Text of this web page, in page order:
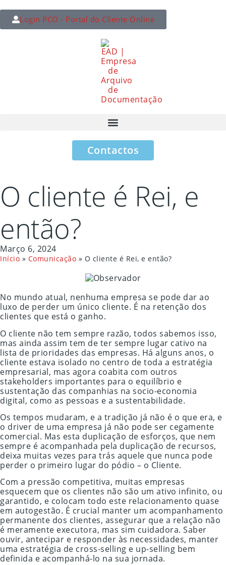
Login PCO - Portal do Cliente Online
Contactos
O cliente é Rei, e
então?
Março 6, 2024
Início » Comunicação » O cliente é Rei, e então?
No mundo atual, nenhuma empresa se pode dar ao
luxo de perder um único cliente. É na retenção dos
clientes que está o ganho.
O cliente não tem sempre razão, todos sabemos isso,
mas ainda assim tem de ter sempre lugar cativo na
lista de prioridades das empresas. Há alguns anos, o
cliente estava isolado no centro de toda a estratégia
empresarial, mas agora coabita com outros
stakeholders importantes para o equilíbrio e
sustentação das companhias na socio-economia
digital, como as pessoas e a sustentabilidade.
Os tempos mudaram, e a tradição já não é o que era, e
o driver de uma empresa já não pode ser cegamente
comercial. Mas esta duplicação de esforços, que nem
sempre é acompanhada pela duplicação de recursos,
deixa muitas vezes para trás aquele que nunca pode
perder o primeiro lugar do pódio – o Cliente.
Com a pressão competitiva, muitas empresas
esquecem que os clientes não são um ativo infinito, ou
garantido, e colocam todo este relacionamento quase
em autogestão. É crucial manter um acompanhamento
permanente dos clientes, assegurar que a relação não
é meramente executora, mas sim cuidadora. Saber
ouvir, antecipar e responder às necessidades, manter
uma estratégia de cross-selling e up-selling bem
definida e acompanhá-lo na sua jornada.